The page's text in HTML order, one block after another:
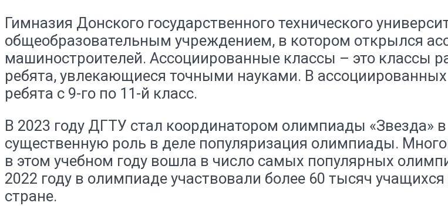
Гимназия Донского государственного технического
общеобразовательным учреждением, в котором открылся
машиностроителей. Ассоциированные классы – это классы
ребята, увлекающиеся точными науками. В
ребята с 9-го по 11-й класс.
В 2023 году ДГТУ стал координатором олимпиады «Звезда»
существенную роль в деле популяризация олимпиады.
в этом учебном году вошла в число самых популярных
2022 году в олимпиаде участвовали более 60 тысяч
стране.